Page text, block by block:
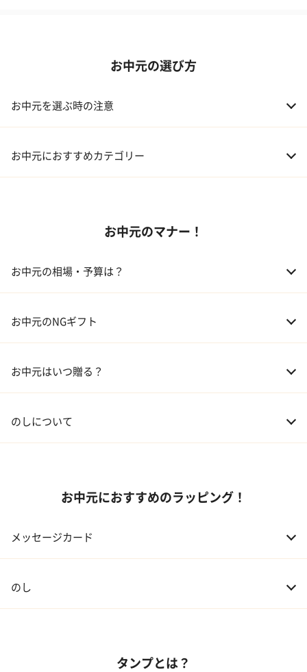
お中元の選び方
お中元を選ぶ時の注意
お中元におすすめカテゴリー
03 ギフトカタログ
お中元のマナー！
お中元の相場・予算は？
02 兄弟、姉妹 3,000～5,000円
04 会社の上司 5,000円程度
お中元のNGギフト
お中元はいつ贈る？
のしについて
お中元におすすめのラッピング！
メッセージカード
のし
タンプとは？